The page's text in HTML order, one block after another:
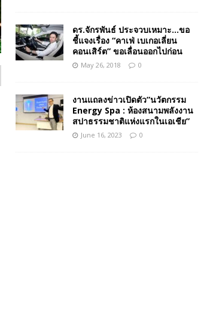
ดร.จักรพันธ์ ประจวบเหมาะ…ขอ
ชี้แจงเรื่อง “คาเฟ่ เบเกอเลี่ยน
คอนเสิร์ต” ขอเลื่อนออกไปก่อน
May 26, 2018 0
งานแถลงข่าวเปิดตัว”นวัตกรรม
Energy Spa : ห้องสนามพลังงาน
สปาธรรมชาติแห่งแรกในเอเชีย”
June 16, 2023 0